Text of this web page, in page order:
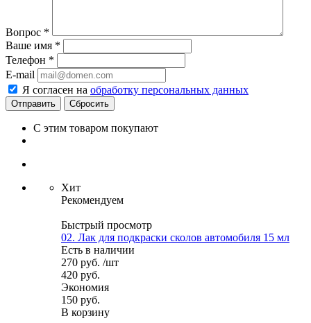
Вопрос *
Ваше имя *
Телефон *
E-mail
Я согласен на обработку персональных данных
Сбросить
С этим товаром покупают
Хит
Рекомендуем
Быстрый просмотр
02. Лак для подкраски сколов автомобиля 15 мл
Есть в наличии
270 руб. /шт
420 руб.
Экономия
150 руб.
В корзину